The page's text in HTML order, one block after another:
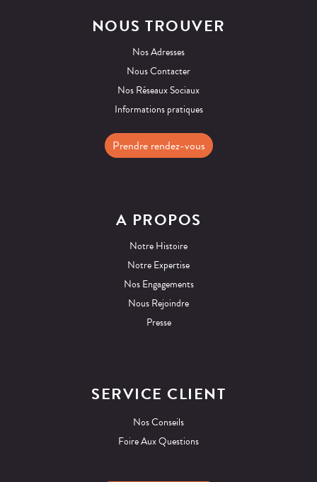
NOUS TROUVER
Nos Adresses
Nous Contacter
Nos Réseaux Sociaux
Informations pratiques
Prendre rendez-vous
A PROPOS
Notre Histoire
Notre Expertise
Nos Engagements
Nous Rejoindre
Presse
SERVICE CLIENT
Nos Conseils
Foire Aux Questions